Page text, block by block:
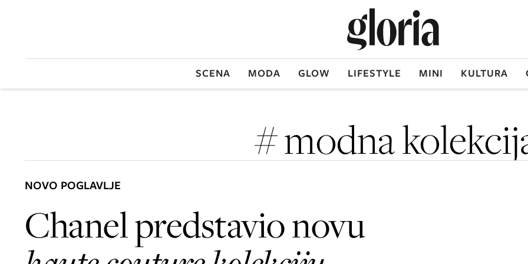
SCENA MODA GLOW LIFESTYLE MINI KULTURA
# modna
NOVO POGLAVLJE
Chanel predstavio novu